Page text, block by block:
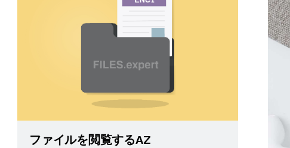
ファイルを閲覧するAZ